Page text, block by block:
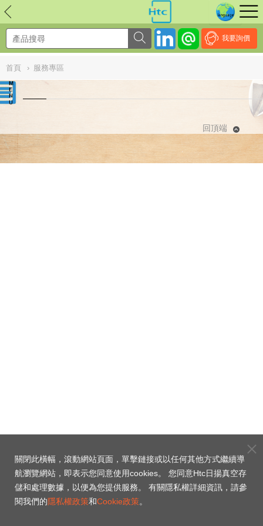
我要詢價
首頁 › 服務專區
回頂端
NULL
關閉此橫幅，滾動網站頁面，單擊鏈接或以任何其他方式繼續導
航瀏覽網站，即表示您同意使用cookies。 您同意Htc日揚真空存
儲和處理數據，以便為您提供服務。 有關隱私權詳細資訊，請參
閱我們的隱私權政策和Cookie政策。